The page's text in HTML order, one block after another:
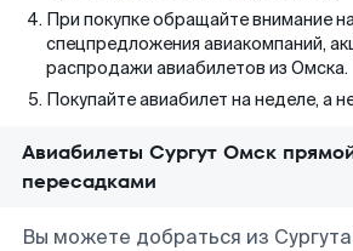
При покупке обращайте внимание
спецпредложения авиакомпаний,
распродажи авиабилетов из Омска.
Покупайте авиабилет на неделе, а
Авиабилеты Сургут Омск
пересадками
Вы можете добраться из